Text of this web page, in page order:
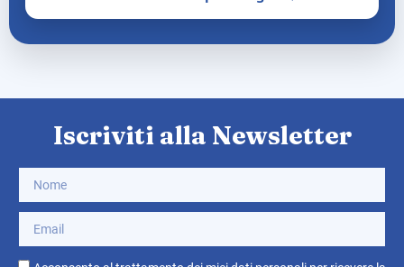
Iscriviti alla Newsletter